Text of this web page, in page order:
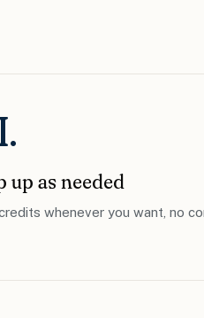
up as needed
whenever you want, no